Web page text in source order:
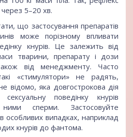
5–20 хв.
що застосування препаратів
може порізному впливати
кнурів. Це залежить від
тварини, препарату і дози
від менеджменту. Часто
«стимулятори» не радять,
відомо, яка довгострокова дія
поведінку кнурів
сперми. Застосовуйте
особливих випадках, наприклад
кнурів до фантома.